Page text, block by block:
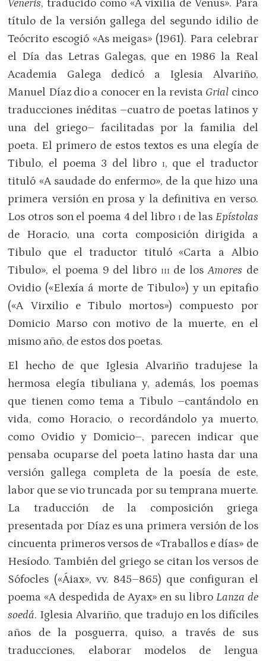
Veneris, traducido como «A vixilia de Venus». Para
título de la versión gallega del segundo idilio de
Teócrito escogió «As meigas» (1961). Para celebrar
el Día das Letras Galegas, que en 1986 la Real
Academia Galega dedicó a Iglesia Alvariño,
Manuel Díaz dio a conocer en la revista Grial cinco
traducciones inéditas –cuatro de poetas latinos y
una del griego– facilitadas por la familia del
poeta. El primero de estos textos es una elegía de
Tibulo, el poema 3 del libro i, que el traductor
tituló «A saudade do enfermo», de la que hizo una
primera versión en prosa y la definitiva en verso.
Los otros son el poema 4 del libro i de las Epístolas
de Horacio, una corta composición dirigida a
Tibulo que el traductor tituló «Carta a Albio
Tibulo», el poema 9 del libro iii de losAmores de
Ovidio («Elexía á morte de Tibulo») y un epitafio
(«A Virxilio e Tibulo mortos») compuesto por
Domicio Marso con motivo de la muerte, en el
mismo año, de estos dos poetas.
El hecho de que Iglesia Alvariño tradujese la
hermosa elegía tibuliana y, además, los poemas
que tienen como tema a Tibulo –cantándolo en
vida, como Horacio, o recordándolo ya muerto,
como Ovidio y Domicio–, parecen indicar que
pensaba ocuparse del poeta latino hasta dar una
versión gallega completa de la poesía de este,
labor que se vio truncada por su temprana muerte.
La traducción de la composición griega
presentada por Díaz es una primera versión de los
cincuenta primeros versos de «Traballos e días» de
Hesíodo. También del griego se citan los versos de
Sófocles («Áiax», vv. 845–865) que configuran el
poema «A despedida de Ayax» en su libro Lanza de
soedá. Iglesia Alvariño, que tradujo en los difíciles
años de la posguerra, quiso, a través de sus
traducciones, elaborar modelos de lengua